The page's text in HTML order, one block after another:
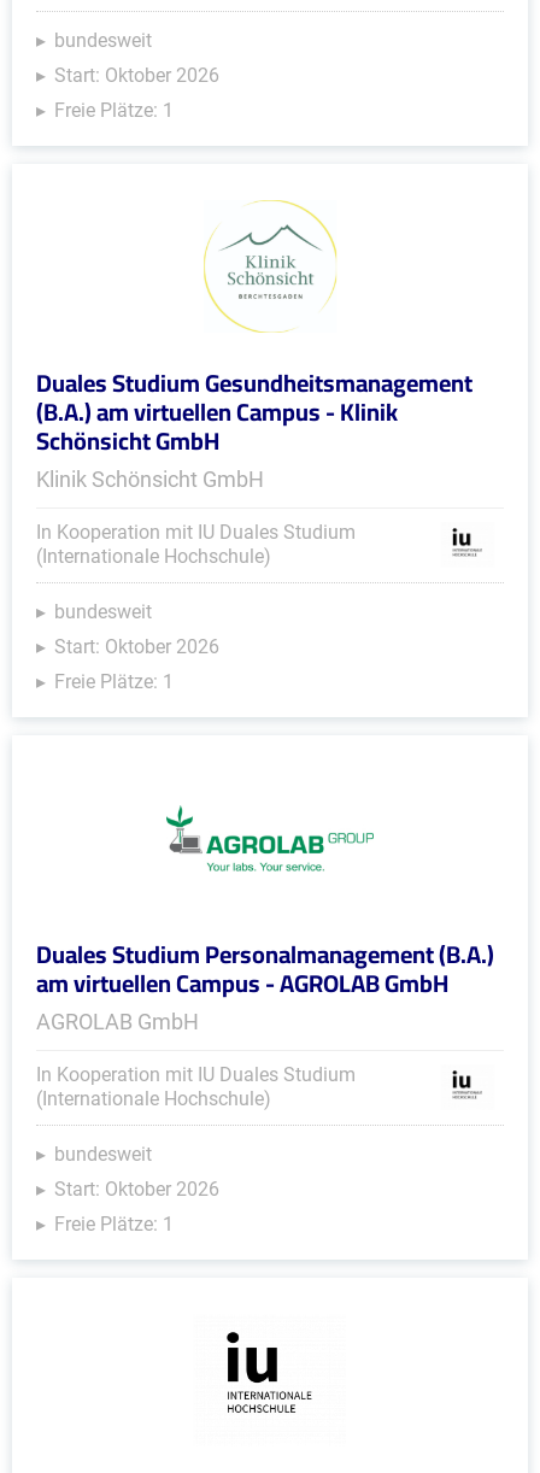
bundesweit
Start: Oktober 2026
Freie Plätze: 1
Duales Studium Gesundheitsmanagement
(B.A.) am virtuellen Campus - Klinik
Schönsicht GmbH
Klinik Schönsicht GmbH
In Kooperation mit IU Duales Studium
(Internationale Hochschule)
bundesweit
Start: Oktober 2026
Freie Plätze: 1
Duales Studium Personalmanagement (B.A.)
am virtuellen Campus - AGROLAB GmbH
AGROLAB GmbH
In Kooperation mit IU Duales Studium
(Internationale Hochschule)
bundesweit
Start: Oktober 2026
Freie Plätze: 1